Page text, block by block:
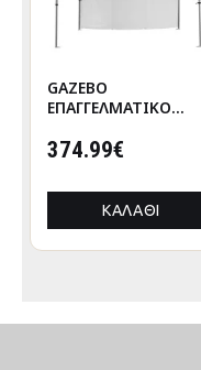
GAZEBO
ΕΠΑΓΓΕΛΜΑΤΙΚΟ
CRESSEN HM21097
ΑΛΟΥΜΙΝΙΟΥ
3x3x3,4Yμ
374.99€
ΚΑΛΆΘΙ